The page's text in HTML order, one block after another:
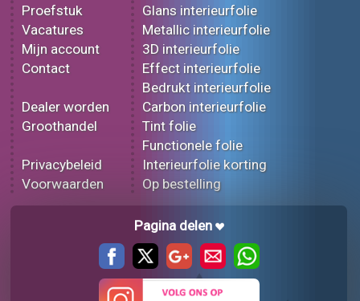
Proefstuk
Vacatures
Mijn account
Contact
Dealer worden
Groothandel
Privacybeleid
Voorwaarden
Glans interieurfolie
Metallic interieurfolie
3D interieurfolie
Effect interieurfolie
Bedrukt interieurfolie
Carbon interieurfolie
Tint folie
Functionele folie
Interieurfolie korting
Op bestelling
Pagina delen